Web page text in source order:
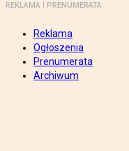
REKLAMA I PRENUMERATA
Reklama
Ogłoszenia
Prenumerata
Archiwum